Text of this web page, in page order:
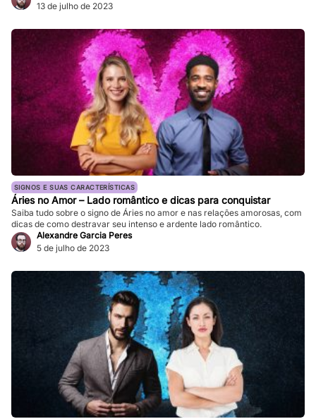
13 de julho de 2023
SIGNOS E SUAS CARACTERÍSTICAS
Áries no Amor – Lado romântico e dicas para conquistar
Saiba tudo sobre o signo de Áries no amor e nas relações amorosas, com
dicas de como destravar seu intenso e ardente lado romântico.
Alexandre Garcia Peres
5 de julho de 2023